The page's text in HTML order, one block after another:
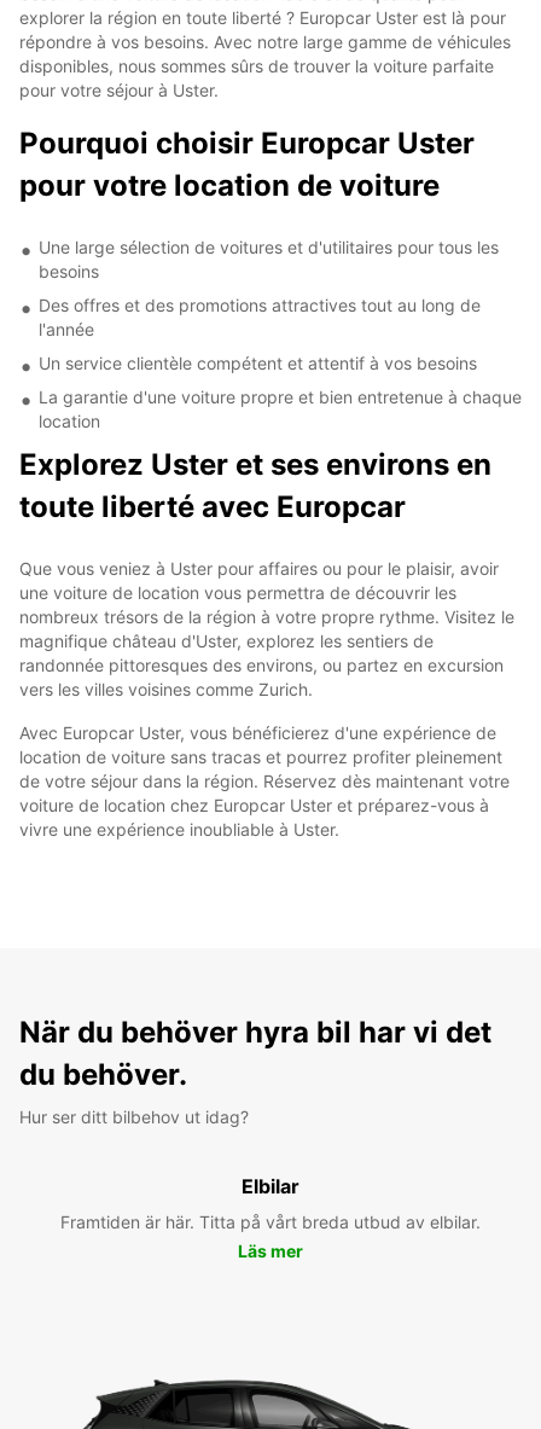
explorer la région en toute liberté ? Europcar Uster est là pour
répondre à vos besoins. Avec notre large gamme de véhicules
disponibles, nous sommes sûrs de trouver la voiture parfaite
pour votre séjour à Uster.
Pourquoi choisir Europcar Uster
pour votre location de voiture
Une large sélection de voitures et d'utilitaires pour tous les
besoins
Des offres et des promotions attractives tout au long de
l'année
Un service clientèle compétent et attentif à vos besoins
La garantie d'une voiture propre et bien entretenue à chaque
location
Explorez Uster et ses environs en
toute liberté avec Europcar
Que vous veniez à Uster pour affaires ou pour le plaisir, avoir
une voiture de location vous permettra de découvrir les
nombreux trésors de la région à votre propre rythme. Visitez le
magnifique château d'Uster, explorez les sentiers de
randonnée pittoresques des environs, ou partez en excursion
vers les villes voisines comme Zurich.
Avec Europcar Uster, vous bénéficierez d'une expérience de
location de voiture sans tracas et pourrez profiter pleinement
de votre séjour dans la région. Réservez dès maintenant votre
voiture de location chez Europcar Uster et préparez-vous à
vivre une expérience inoubliable à Uster.
När du behöver hyra bil har vi det
du behöver.
Hur ser ditt bilbehov ut idag?
Elbilar
Framtiden är här. Titta på vårt breda utbud av elbilar.
Läs mer